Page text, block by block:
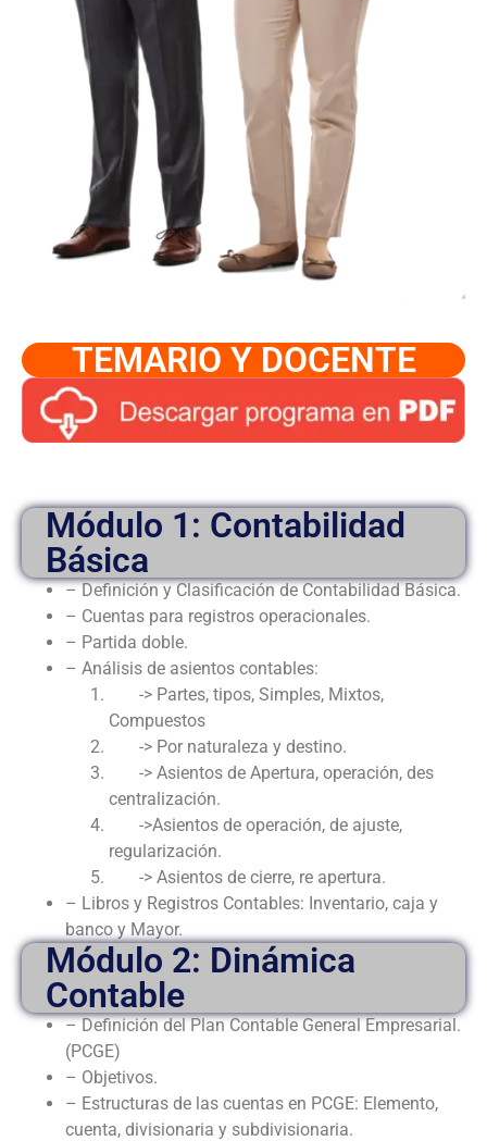
TEMARIO Y DOCENTE
Módulo 1: Contabilidad
Básica
– Definición y Clasificación de Contabilidad Básica.
– Cuentas para registros operacionales.
– Partida doble.
– Análisis de asientos contables:
-> Partes, tipos, Simples, Mixtos,
Compuestos
-> Por naturaleza y destino.
-> Asientos de Apertura, operación, des
centralización.
->Asientos de operación, de ajuste,
regularización.
-> Asientos de cierre, re apertura.
– Libros y Registros Contables: Inventario, caja y
banco y Mayor.
Módulo 2: Dinámica
Contable
– Definición del Plan Contable General Empresarial.
(PCGE)
– Objetivos.
– Estructuras de las cuentas en PCGE: Elemento,
cuenta, divisionaria y subdivisionaria.